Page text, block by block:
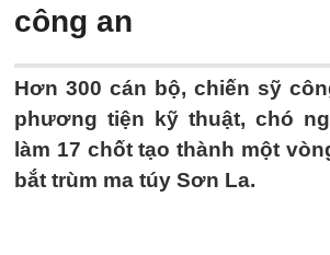
công an
Hơn 300 cán bộ, chiến sỹ
phương tiện kỹ thuật, chó
làm 17 chốt tạo thành một
bắt trùm ma túy Sơn La.